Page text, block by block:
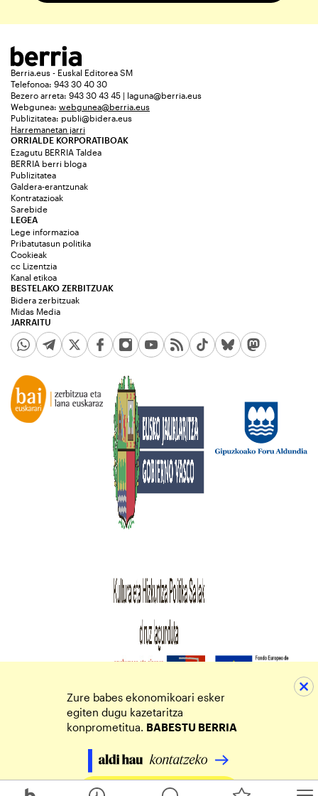
Berria.eus - Euskal Editorea SM
Telefonoa: 943 30 40 30
Bezero arreta: 943 30 43 45 | laguna@berria.eus
Webgunea: webgunea@berria.eus
Publizitatea: publi@bidera.eus
Harremanetan jarri
ORRIALDE KORPORATIBOAK
Ezagutu BERRIA Taldea
BERRIA berri bloga
Publizitatea
Galdera-erantzunak
Kontratazioak
Sarebide
JARRAITU
LEGEA
Lege informazioa
Pribatutasun politika
Cookieak
cc Lizentzia
Kanal etikoa
BESTELAKO ZERBITZUAK
Bidera zerbitzuak
Midas Media
Zure babes ekonomikoari esker
egiten dugu kazetaritza
konprometitua. BABESTU BERRIA
Egin zure ekarpena